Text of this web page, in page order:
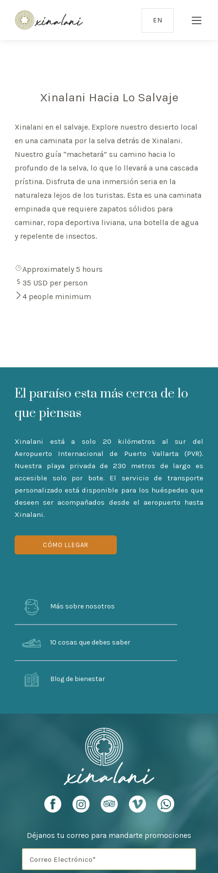
EN
Xinalani Hacia Lo Salvaje
Xinalani en el salvaje. Explore nuestro desierto local
en una caminata por la selva detrás de Xinalani.
Nuestro guía “machetará” su camino hacia lo
profundo de la selva, lo que lo llevará a una cascada
prístina. Disfruta de una inmersión seria en la
naturaleza lejos de los turistas. Esta es una caminata
empinada que requiere zapatos sólidos para
caminar, ropa deportiva liviana, una botella de agua
y repelente de insectos.
Approximately 5 hours
35 USD per person
4 people minimum
El paraíso esta más cerca de lo
que piensas
Xinalani está a solo 20 kilómetros al sur del
Aeropuerto Internacional de Puerto Vallarta (PVR).
Nuestra playa privada de 230 metros de largo es
accesible solo por bote. El servicio de transporte
personalizado está disponible para los huéspedes que
deseen ser acompañados desde el aeropuerto hasta
Xinalani.
CÓMO LLEGAR
Más sobre nosotros
10 cosas que debes saber
Blog de bienestar
Déjanos tu correo para mandarte promociones